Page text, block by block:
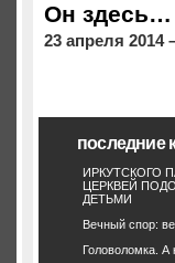
Он здесь…
23 апреля 2014
последние
ИРКУТСКОГО
ЦЕРКВЕЙ
ДЕТЬМИ
Вечный спор:
Головоломка. А